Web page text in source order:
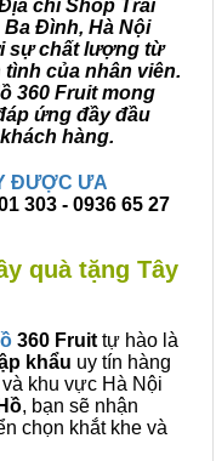
chỉ Shop Trái
Ba Đình, Hà Nội
sự chất lượng từ
của nhân viên.
360 Fruit mong
ứng đầy đầu
hàng.
ĐƯỢC ƯA
303 - 0936 65 27
quà tặng Tây
360 Fruit tự hào là
khẩu uy tín hàng
khu vực Hà Nội
, bạn sẽ nhận
chọn khắt khe và